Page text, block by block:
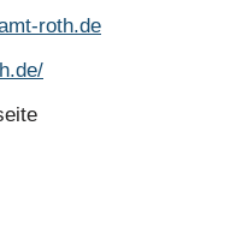
roth.de